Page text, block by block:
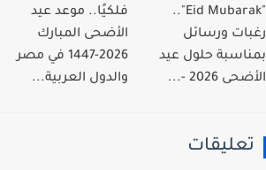
"Eid Mubarak"..
ورسائل
حلول عيد
2026 -...
فلكيًا.. موعد عيد
الأضحى المبارك
2026-1447 في مصر
والدول العربية...